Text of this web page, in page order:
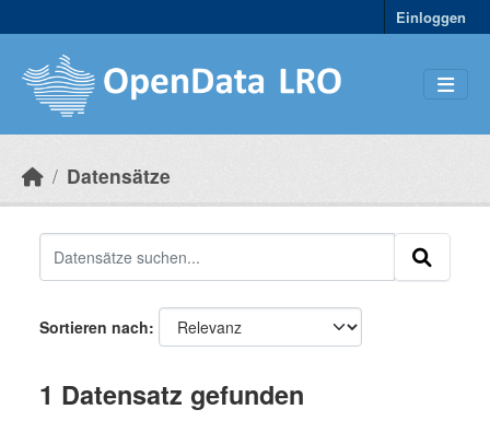
Einloggen
Datensätze
Sortieren nach
1 Datensatz gefunden